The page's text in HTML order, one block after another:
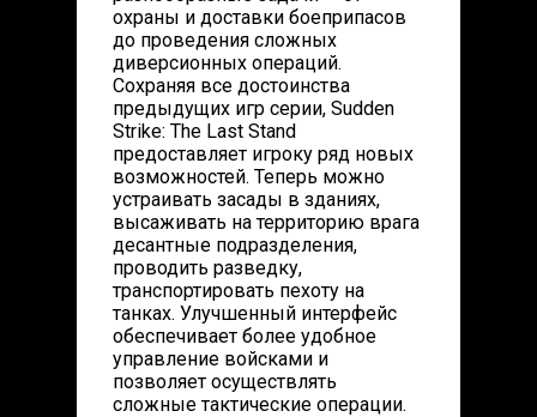
охраны и доставки боеприпасов
до проведения сложных
диверсионных операций.
Сохраняя все достоинства
предыдущих игр серии, Sudden
Strike: The Last Stand
предоставляет игроку ряд новых
возможностей. Теперь можно
устраивать засады в зданиях,
высаживать на территорию врага
десантные подразделения,
проводить разведку,
транспортировать пехоту на
танках. Улучшенный интерфейс
обеспечивает более удобное
управление войсками и
позволяет осуществлять
сложные тактические операции.